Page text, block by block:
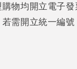
物均開立電子
需開立統一編